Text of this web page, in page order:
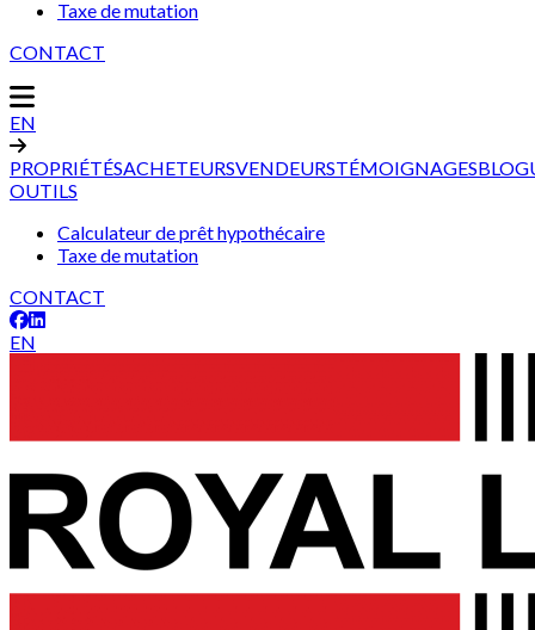
Taxe de mutation
CONTACT
EN
PROPRIÉTÉSACHETEURSVENDEURSTÉMOIGNAGES
OUTILS
Calculateur de prêt hypothécaire
Taxe de mutation
CONTACT
EN